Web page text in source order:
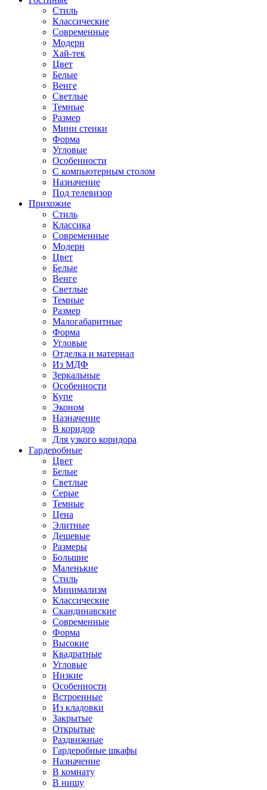
Стиль
Классические
Современные
Модерн
Хай-тек
Цвет
Белые
Венге
Светлые
Темные
Размер
Мини стенки
Форма
Угловые
Особенности
С компьютерным столом
Назначение
Под телевизор
Прихожие
Стиль
Классика
Современные
Модерн
Цвет
Белые
Венге
Светлые
Темные
Размер
Малогабаритные
Форма
Угловые
Отделка и материал
Из МДФ
Зеркальные
Особенности
Купе
Эконом
Назначение
В коридор
Для узкого коридора
Гардеробные
Цвет
Белые
Светлые
Серые
Темные
Цена
Элитные
Дешевые
Размеры
Большие
Маленькие
Стиль
Минимализм
Классические
Скандинавские
Современные
Форма
Высокие
Квадратные
Угловые
Низкие
Особенности
Встроенные
Из кладовки
Закрытые
Открытые
Раздвижные
Гардеробные шкафы
Назначение
В комнату
В нишу